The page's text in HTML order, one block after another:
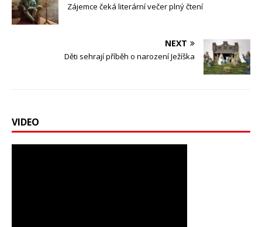
Zájemce čeká literární večer plný čtení
NEXT
Děti sehrají příběh o narození Ježíška
VIDEO